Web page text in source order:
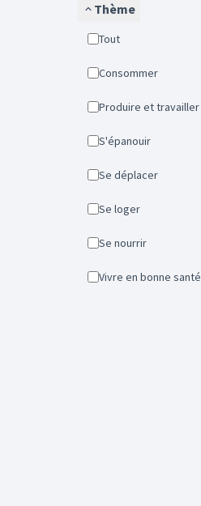
Thème
Tout
Consommer
Produire et travailler
S'épanouir
Se déplacer
Se loger
Se nourrir
Vivre en bonne santé